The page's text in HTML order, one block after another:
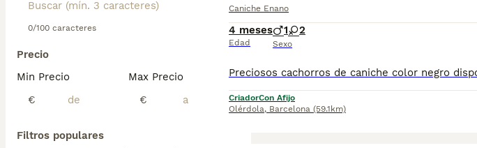
0/100 caracteres
Precio
Min Precio
€
Max Precio
€
Filtros populares
Caniche Enano
4 meses
Edad
1 2
Sexo
CriadorCon Afijo
Olérdola, Barcelona (59.1km)